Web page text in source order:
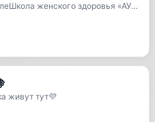
женского здоровья «АУМ
живут тут💜